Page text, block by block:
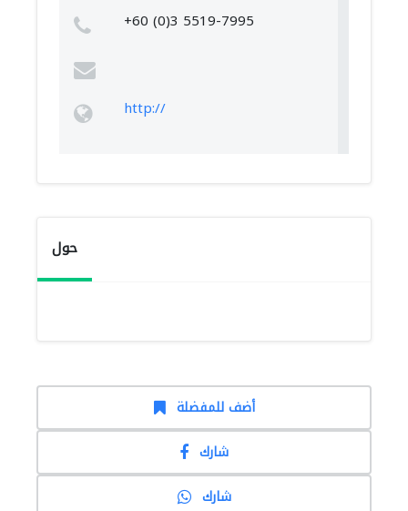
+60 (0)3 5519-7995
http://
حول
أضف للمفضلة
شارك
شارك